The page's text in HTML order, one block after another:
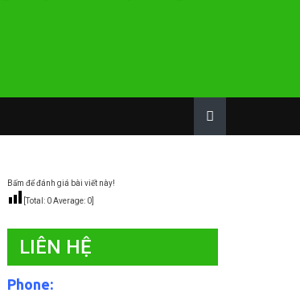
Bấm để đánh giá bài viết này!
[Total: 0Average: 0]
LIÊN HỆ
Phone: